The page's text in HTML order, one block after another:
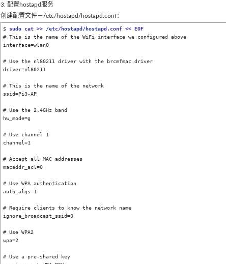
3. 配置hostapd服务
创建配置文件－/etc/hostapd/hostapd.conf：
$ sudo cat >> /etc/hostapd/hostapd.conf << EOF
# This is the name of the WiFi interface we configured above
interface=wlan0
# Use the nl80211 driver with the brcmfmac driver
driver=nl80211
# This is the name of the network
ssid=Pi3-AP
# Use the 2.4GHz band
hw_mode=g
# Use channel 1
channel=1
# Accept all MAC addresses
macaddr_acl=0
# Use WPA authentication
auth_algs=1
# Require clients to know the network name
ignore_broadcast_ssid=0
# Use WPA2
wpa=2
# Use a pre-shared key